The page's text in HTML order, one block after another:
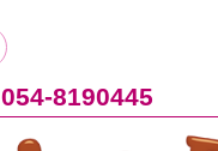
054-8190445